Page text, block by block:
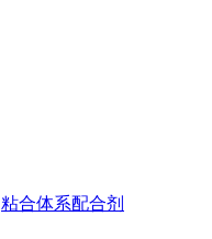
粘合体系配合剂